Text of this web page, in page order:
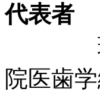
代表者
理事
院医歯